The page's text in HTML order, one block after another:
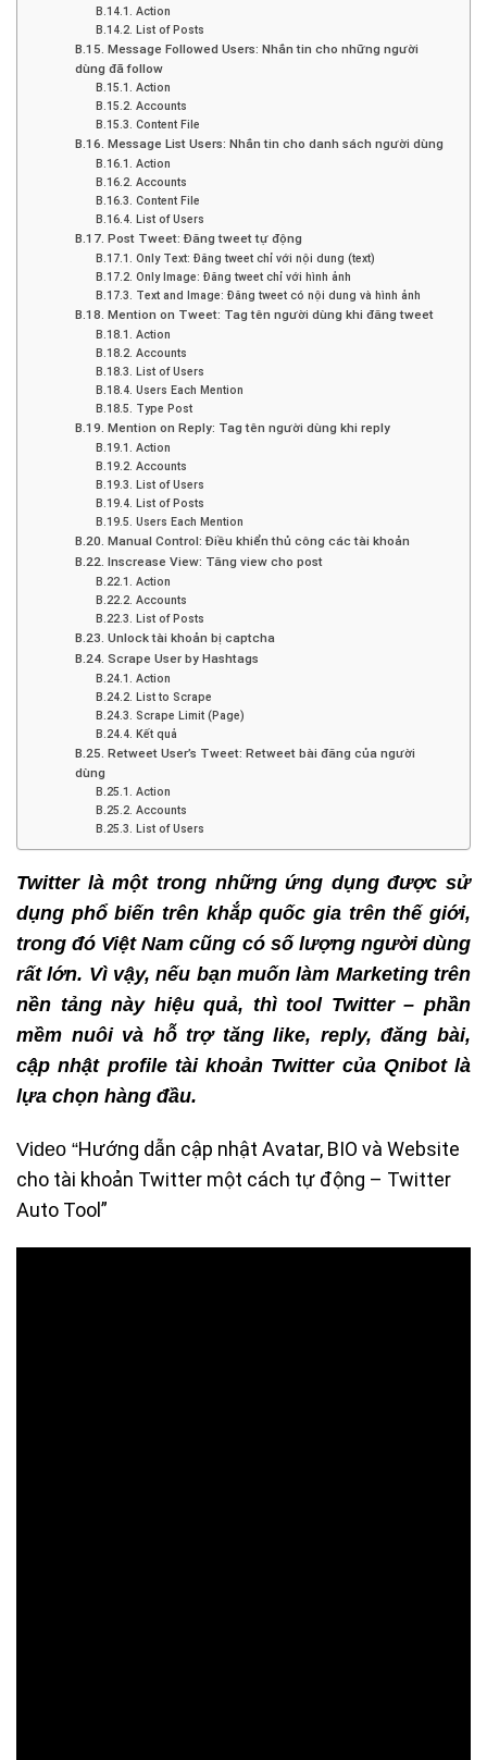
B.14.1. Action
B.14.2. List of Posts
B.15. Message Followed Users: Nhắn tin cho những người
dùng đã follow
B.15.1. Action
B.15.2. Accounts
B.15.3. Content File
B.16. Message List Users: Nhắn tin cho danh sách người dùng
B.16.1. Action
B.16.2. Accounts
B.16.3. Content File
B.16.4. List of Users
B.17. Post Tweet: Đăng tweet tự động
B.17.1. Only Text: Đăng tweet chỉ với nội dung (text)
B.17.2. Only Image: Đăng tweet chỉ với hình ảnh
B.17.3. Text and Image: Đăng tweet có nội dung và hình ảnh
B.18. Mention on Tweet: Tag tên người dùng khi đăng tweet
B.18.1. Action
B.18.2. Accounts
B.18.3. List of Users
B.18.4. Users Each Mention
B.18.5. Type Post
B.19. Mention on Reply: Tag tên người dùng khi reply
B.19.1. Action
B.19.2. Accounts
B.19.3. List of Users
B.19.4. List of Posts
B.19.5. Users Each Mention
B.20. Manual Control: Điều khiển thủ công các tài khoản
B.22. Inscrease View: Tăng view cho post
B.22.1. Action
B.22.2. Accounts
B.22.3. List of Posts
B.23. Unlock tài khoản bị captcha
B.24. Scrape User by Hashtags
B.24.1. Action
B.24.2. List to Scrape
B.24.3. Scrape Limit (Page)
B.24.4. Kết quả
B.25. Retweet User’s Tweet: Retweet bài đăng của người
dùng
B.25.1. Action
B.25.2. Accounts
B.25.3. List of Users
Twitter là một trong những ứng dụng được sử
dụng phổ biến trên khắp quốc gia trên thế giới,
trong đó Việt Nam cũng có số lượng người dùng
rất lớn. Vì vậy, nếu bạn muốn làm Marketing trên
nền tảng này hiệu quả, thì tool Twitter – phần
mềm nuôi và hỗ trợ tăng like, reply, đăng bài,
cập nhật profile tài khoản Twitter của Qnibot là
lựa chọn hàng đầu.
Video “Hướng dẫn cập nhật Avatar, BIO và Website
cho tài khoản Twitter một cách tự động – Twitter
Auto Tool”